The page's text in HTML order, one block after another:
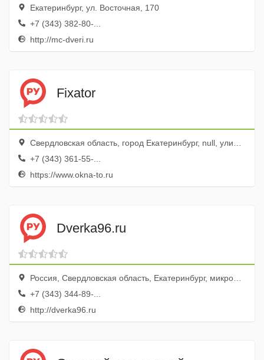
Екатеринбург, ул. Восточная, 170
+7 (343) 382-80-...
http://mc-dveri.ru
Fixator
Свердловская область, город Екатеринбург, null, улица Белинского, 200а
+7 (343) 361-55-...
https://www.okna-to.ru
Dverka96.ru
Россия, Свердловская область, Екатеринбург, микрорайон Кольцово, улица Бахчиванджи, 2, пав. с1
+7 (343) 344-89-...
http://dverka96.ru